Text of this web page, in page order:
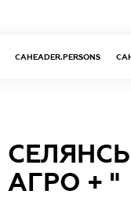
CAHEADER.PERSONS
АГРО + "